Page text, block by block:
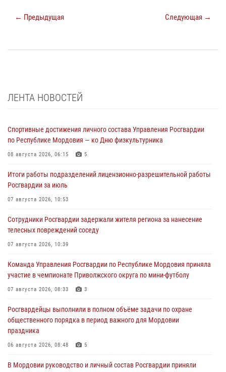
← Предыдущая Следующая →
ЛЕНТА НОВОСТЕЙ
Спортивные достижения личного состава Управления Росгвардии
по Республике Мордовия — ко Дню физкультурника
08 августа 2026, 06:15 5
Итоги работы подразделений лицензионно-разрешительной работы
Росгвардии за июль
07 августа 2026, 10:53
Сотрудники Росгвардии задержали жителя региона за нанесение
телесных повреждений соседу
07 августа 2026, 10:39
Команда Управления Росгвардии по Республике Мордовия приняла
участие в чемпионате Приволжского округа по мини-футболу
07 августа 2026, 08:33 3
Росгвардейцы выполнили в полном объёме задачи по охране
общественного порядка в период важного для Мордовии
праздника
06 августа 2026, 08:48 5
В Мордовии руководство и личный состав Росгвардии приняли